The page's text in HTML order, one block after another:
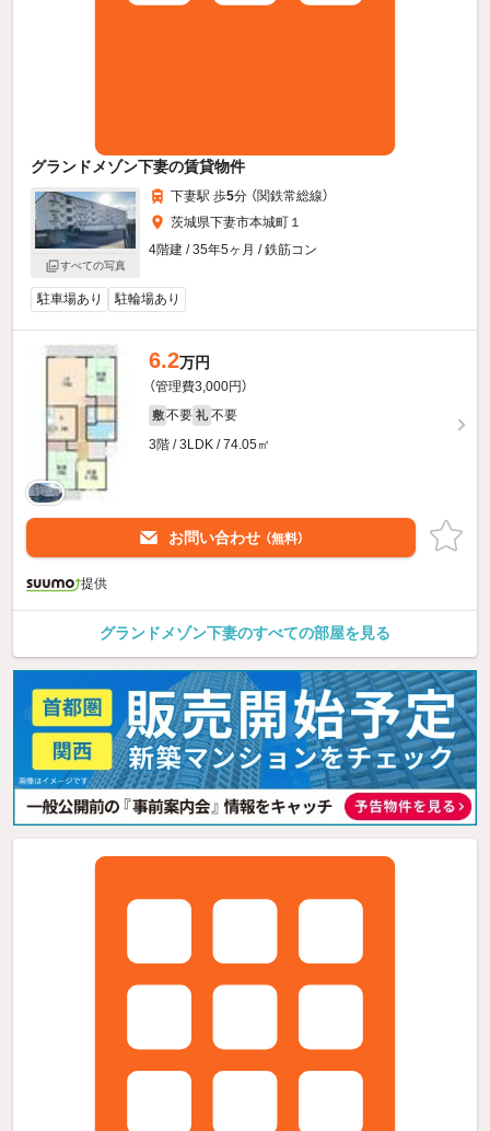
グランドメゾン下妻の賃貸物件
すべての写真
下妻駅 歩5分 （関鉄常総線）
茨城県下妻市本城町１
4階建 / 35年5ヶ月 / 鉄筋コン
駐車場あり 駐輪場あり
6.2万円
（管理費3,000円）
敷 不要 礼 不要
3階 / 3LDK / 74.05㎡
お問い合わせ （無料）
提供
グランドメゾン下妻のすべての部屋を見る